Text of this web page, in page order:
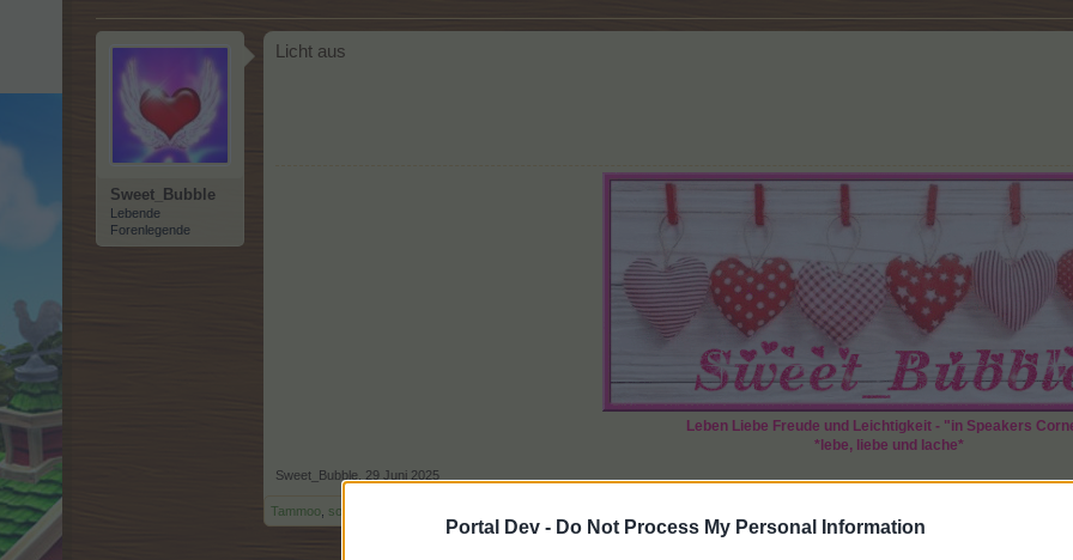
Portal Dev - Do Not Process My Personal Information
Sweet_Bubble
Lebende
Forenlegende
Licht aus
Leben Liebe Freude und Leichtigkeit - "in Speakers
*lebe, liebe und lache*
Sweet_Bubble 29 Juni 2025
Tammoo sodaclub